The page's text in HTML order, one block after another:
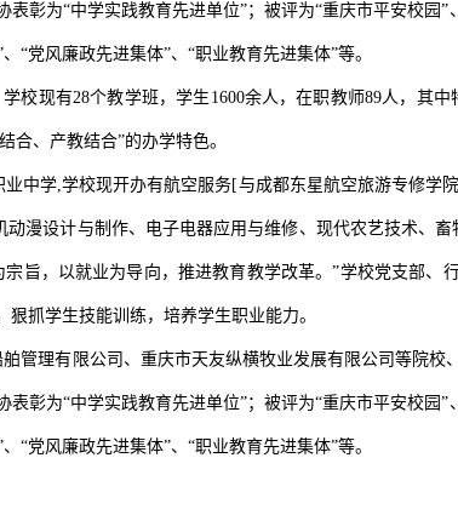
彰为“中学实践教育先进单位”；被评为“重庆市平安校园
“党风廉政先进集体”、“职业教育先进集体”等。
现有28个教学班，学生1600余人，在职教师89人，其中
合、产教结合”的办学特色。
学,学校现开办有航空服务[与成都东星航空旅游专修学
漫设计与制作、电子电器应用与维修、现代农艺技术、
旨，以就业为导向，推进教育教学改革。”学校党支部、
抓学生技能训练，培养学生职业能力。
理有限公司、重庆市天友纵横牧业发展有限公司等院校
彰为“中学实践教育先进单位”；被评为“重庆市平安校园
“党风廉政先进集体”、“职业教育先进集体”等。